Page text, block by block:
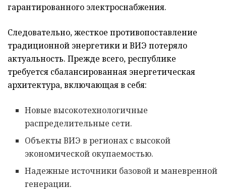
гарантированного электроснабжения.
Следовательно, жесткое противопоставление
традиционной энергетики и ВИЭ потеряло
актуальность. Прежде всего, республике
требуется сбалансированная энергетическая
архитектура, включающая в себя:
Новые высокотехнологичные
распределительные сети.
Объекты ВИЭ в регионах с высокой
экономической окупаемостью.
Надежные источники базовой и маневренной
генерации.